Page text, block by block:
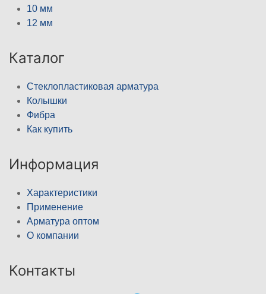
10 мм
12 мм
Каталог
Стеклопластиковая арматура
Колышки
Фибра
Как купить
Информация
Характеристики
Применение
Арматура оптом
О компании
Контакты